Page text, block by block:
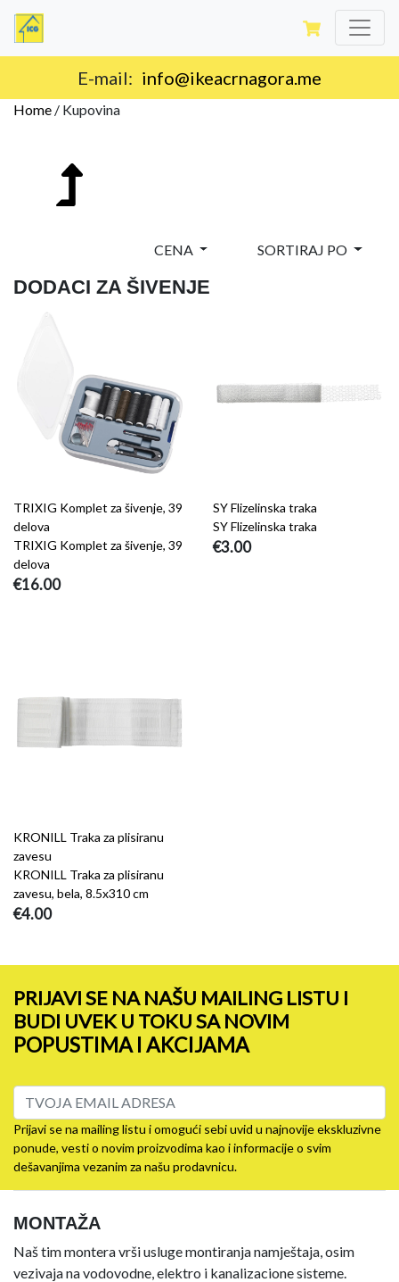
E-mail: info@ikeacrnagora.me
Home / Kupovina
CENA SORTIRAJ PO
DODACI ZA ŠIVENJE
TRIXIG Komplet za šivenje, 39
delova
TRIXIG Komplet za šivenje, 39
delova
€16.00
SY Flizelinska traka
SY Flizelinska traka
€3.00
KRONILL Traka za plisiranu
zavesu
KRONILL Traka za plisiranu
zavesu, bela, 8.5x310 cm
€4.00
PRIJAVI SE NA NAŠU MAILING LISTU I
BUDI UVEK U TOKU SA NOVIM
POPUSTIMA I AKCIJAMA
Prijavi se na mailing listu i omogući sebi uvid u najnovije ekskluzivne
ponude, vesti o novim proizvodima kao i informacije o svim
dešavanjima vezanim za našu prodavnicu.
MONTAŽA
Naš tim montera vrši usluge montiranja namještaja, osim
vezivaja na vodovodne, elektro i kanalizacione sisteme.